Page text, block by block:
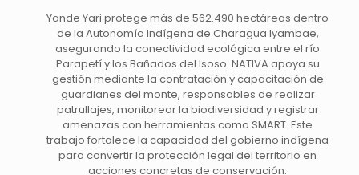
Yande Yari protege más de 562.490 hectáreas dentro
de la Autonomía Indígena de Charagua Iyambae,
asegurando la conectividad ecológica entre el río
Parapetí y los Bañados del Isoso. NATIVA apoya su
gestión mediante la contratación y capacitación de
guardianes del monte, responsables de realizar
patrullajes, monitorear la biodiversidad y registrar
amenazas con herramientas como SMART. Este
trabajo fortalece la capacidad del gobierno indígena
para convertir la protección legal del territorio en
acciones concretas de conservación.